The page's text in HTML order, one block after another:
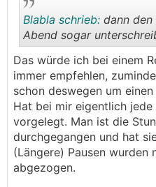
..
Blabla schrieb: dann
Abend sogar
Das würde ich bei einem
immer empfehlen,
schon deswegen um
Hat bei mir eigentlich jede
vorgelegt. Man ist die
durchgegangen und hat
(Längere) Pausen wurden
abgezogen.